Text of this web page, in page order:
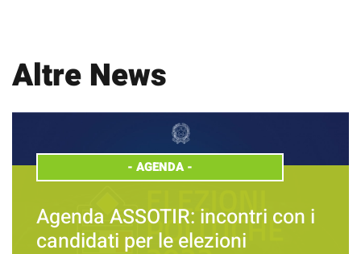
Altre News
- AGENDA-
Agenda ASSOTIR: incontri con i
candidati per le elezioni